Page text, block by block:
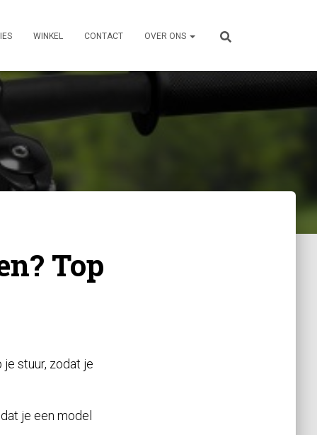
WINKEL CONTACT OVER ONS
Top
stuur, zodat je
je een model